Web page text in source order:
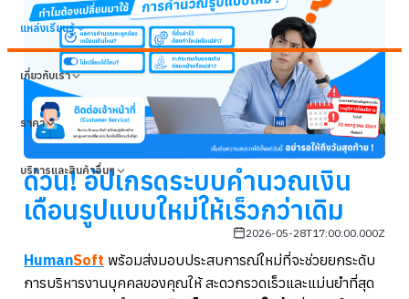
แหล่งเรียนรู้
เกี่ยวกับเรา
ราคา
บริการและสินค้าอื่นๆ
ด่วน! อัปเกรดระบบคำนวณเงิน
เดือนรูปแบบใหม่ให้เร็วกว่าเดิม
2026-05-28T17:00:00.000Z
HumanSoft พร้อมส่งมอบประสบการณ์ใหม่ที่จะช่วยยกระดับ
การบริหารงานบุคคลของคุณให้ สะดวกรวดเร็วและแม่นยำที่สุด